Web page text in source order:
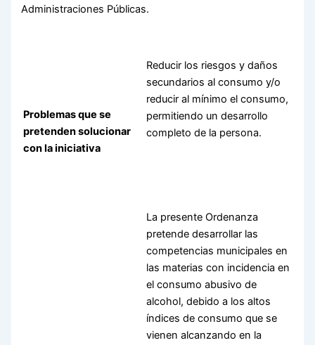
Administraciones Públicas.
Problemas que se
pretenden solucionar
con la iniciativa
Reducir los riesgos y daños
secundarios al consumo y/o
reducir al mínimo el consumo,
permitiendo un desarrollo
completo de la persona.
La presente Ordenanza
pretende desarrollar las
competencias municipales en
las materias con incidencia en
el consumo abusivo de
alcohol, debido a los altos
índices de consumo que se
vienen alcanzando en la